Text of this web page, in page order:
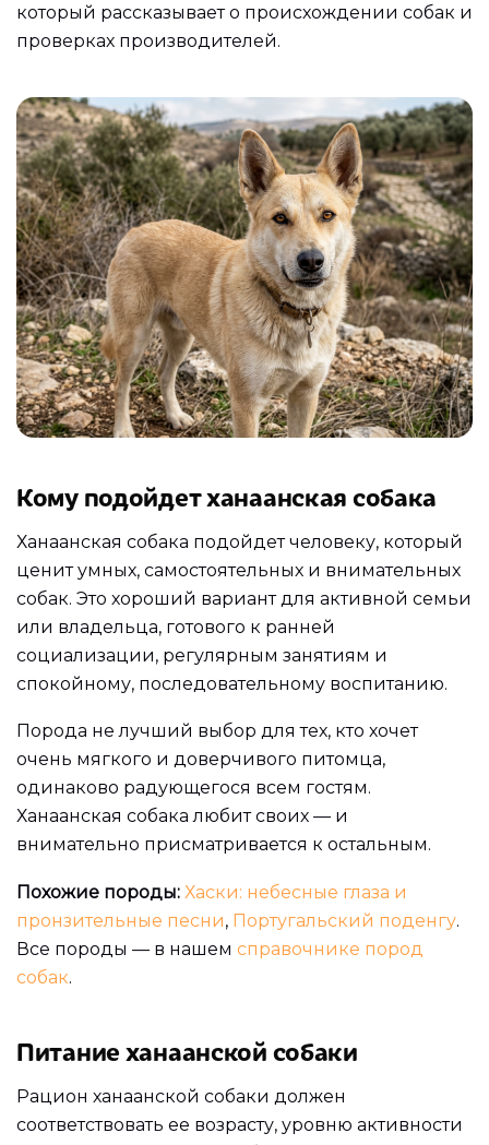
который рассказывает о происхождении собак и
проверках производителей.
Кому подойдет ханаанская собака
Ханаанская собака подойдет человеку, который
ценит умных, самостоятельных и внимательных
собак. Это хороший вариант для активной семьи
или владельца, готового к ранней
социализации, регулярным занятиям и
спокойному, последовательному воспитанию.
Порода не лучший выбор для тех, кто хочет
очень мягкого и доверчивого питомца,
одинаково радующегося всем гостям.
Ханаанская собака любит своих — и
внимательно присматривается к остальным.
Похожие породы: Хаски: небесные глаза и
пронзительные песни, Португальский поденгу.
Все породы — в нашем справочнике пород
собак.
Питание ханаанской собаки
Рацион ханаанской собаки должен
соответствовать ее возрасту, уровню активности